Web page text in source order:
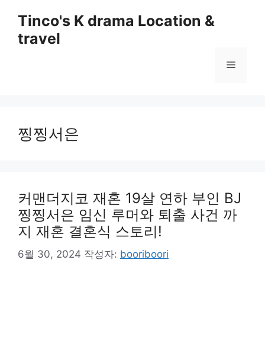
Tinco's K drama Location &
travel
메
찡찡서은
커맨더지코 재혼 19살 연하 부인 BJ
찡찡서은 임신 루머와 퇴출 사건 까
지 재혼 결혼식 스토리!
6월 30, 2024 작성자: booriboori